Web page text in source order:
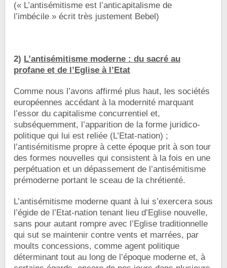
(« L’antisémitisme est l’anticapitalisme de
l’imbécile » écrit très justement Bebel)
2) L’antisémitisme moderne : du sacré au
profane et de l’Eglise à l’Etat
Comme nous l’avons affirmé plus haut, les sociétés
européennes accédant à la modernité marquant
l’essor du capitalisme concurrentiel et,
subséquemment, l’apparition de la forme juridico-
politique qui lui est reliée (L’Etat-nation) ;
l’antisémitisme propre à cette époque prit à son tour
des formes nouvelles qui consistent à la fois en une
perpétuation et un dépassement de l’antisémitisme
prémoderne portant le sceau de la chrétienté.
L’antisémitisme moderne quant à lui s’exercera sous
l’égide de l’Etat-nation tenant lieu d’Eglise nouvelle,
sans pour autant rompre avec l’Eglise traditionnelle
qui sut se maintenir contre vents et marrées, par
moults concessions, comme agent politique
déterminant tout au long de l’époque moderne et, à